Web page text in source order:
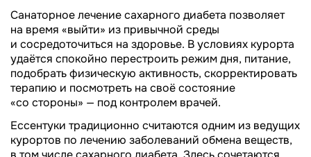
Санаторное лечение сахарного диабета позволяет
на время «выйти» из привычной среды
и сосредоточиться на здоровье. В условиях курорта
удаётся спокойно перестроить режим дня, питание,
подобрать физическую активность, скорректировать
терапию и посмотреть на своё состояние
«со стороны» — под контролем врачей.
Ессентуки традиционно считаются одним из ведущих
курортов по лечению заболеваний обмена веществ,